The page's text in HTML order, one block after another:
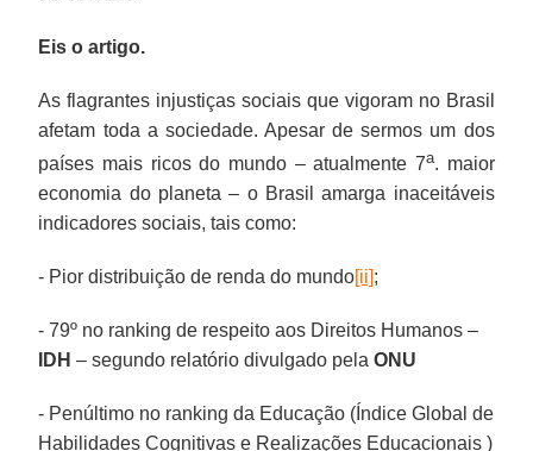
Eis o artigo.
As flagrantes injustiças sociais que vigoram no Brasil
afetam toda a sociedade. Apesar de sermos um dos
países mais ricos do mundo – atualmente 7a. maior
economia do planeta – o Brasil amarga inaceitáveis
indicadores sociais, tais como:
- Pior distribuição de renda do mundo[ii];
- 79º no ranking de respeito aos Direitos Humanos –
IDH – segundo relatório divulgado pelaONU
- Penúltimo no ranking da Educação (Índice Global de
Habilidades Cognitivas e Realizações Educacionais )